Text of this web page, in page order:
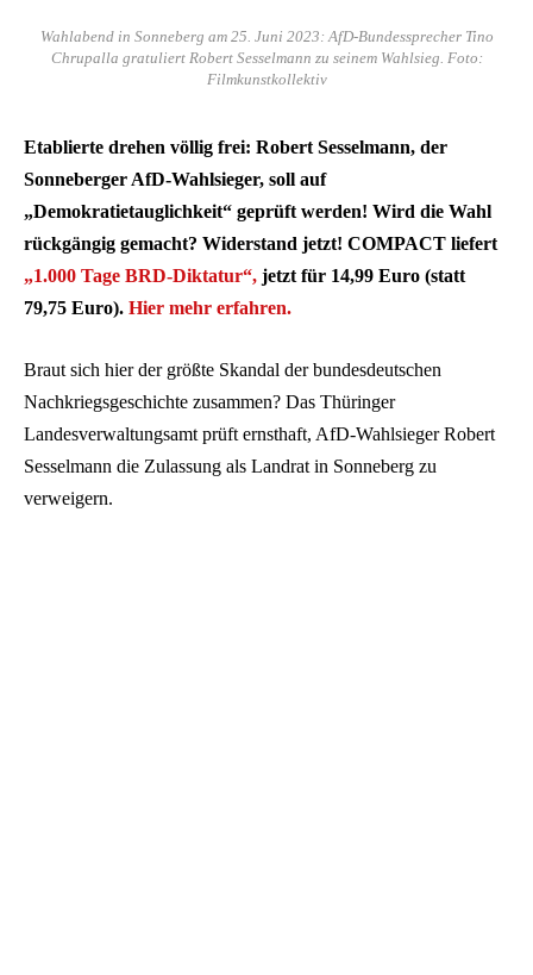
Wahlabend in Sonneberg am 25. Juni 2023: AfD-Bundessprecher Tino
Chrupalla gratuliert Robert Sesselmann zu seinem Wahlsieg. Foto:
Filmkunstkollektiv
Etablierte drehen völlig frei: Robert Sesselmann, der
Sonneberger AfD-Wahlsieger, soll auf
„Demokratietauglichkeit“ geprüft werden! Wird die Wahl
rückgängig gemacht? Widerstand jetzt! COMPACT liefert
„1.000 Tage BRD-Diktatur“, jetzt für 14,99 Euro (statt
79,75 Euro). Hier mehr erfahren.
Braut sich hier der größte Skandal der bundesdeutschen
Nachkriegsgeschichte zusammen? Das Thüringer
Landesverwaltungsamt prüft ernsthaft, AfD-Wahlsieger Robert
Sesselmann die Zulassung als Landrat in Sonneberg zu
verweigern.